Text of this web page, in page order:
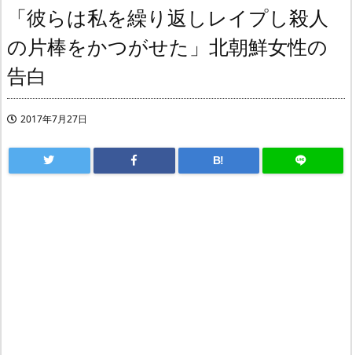
「彼らは私を繰り返しレイプし殺人
の片棒をかつがせた」北朝鮮女性の
告白
2017年7月27日
B!